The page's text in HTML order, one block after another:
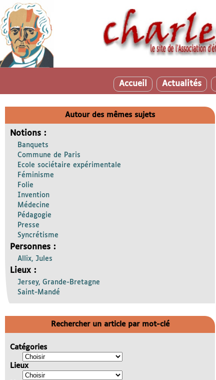
Accueil Actualités
Autour des mêmes sujets
Notions :
Banquets
Commune de Paris
Ecole sociétaire expérimentale
Féminisme
Folie
Invention
Médecine
Pédagogie
Presse
Syncrétisme
Personnes :
Allix, Jules
Lieux :
Jersey, Grande-Bretagne
Saint-Mandé
Rechercher un article par mot-clé
Catégories
Lieux